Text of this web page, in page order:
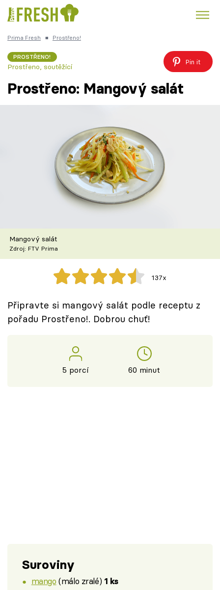
Česká kuchyně
TV Program
Recepty z TV
Speciál: Cuketa
Těhotnej kuchař
Sledujte prima+
Prima Fresh ■ Prostřeno!
PROSTŘENO!
Prostřeno, soutěžící
Pin it
Prostřeno: Mangový salát
Mangový salát
Zdroj: FTV Prima
137x
Připravte si mangový salát podle receptu z
pořadu Prostřeno!. Dobrou chuť!
5 porcí 60 minut
Suroviny
mango (málo zralé) 1 ks